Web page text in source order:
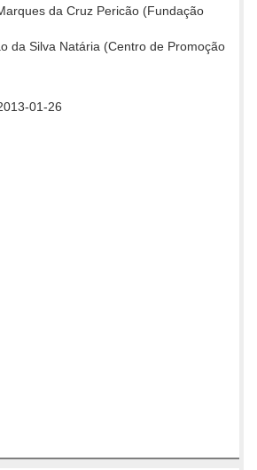
da Cruz Pericão (Fundação
da Silva Natária (Centro de Promoção
01-26